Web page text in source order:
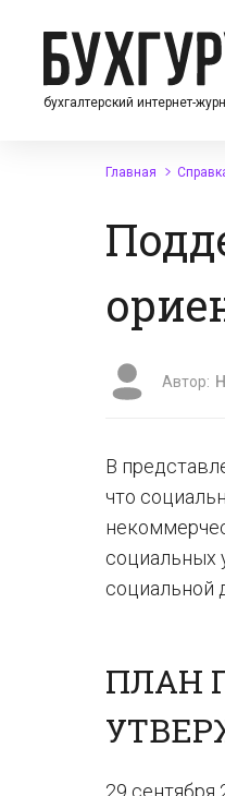
бухгалтерский интернет-
Главная
Автор:
В
что
социальных
социальной
ПЛАН
29